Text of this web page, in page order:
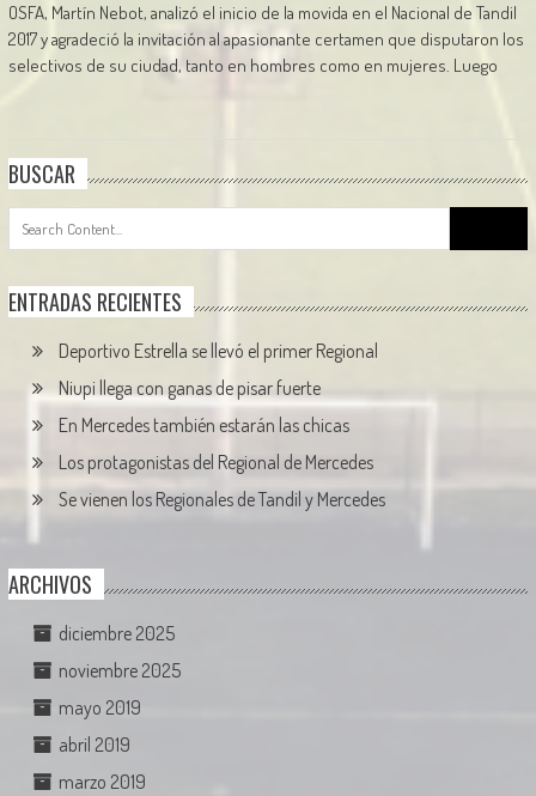
OSFA, Martín Nebot, analizó el inicio de la movida en el Nacional de Tandil
2017 y agradeció la invitación al apasionante certamen que disputaron los
selectivos de su ciudad, tanto en hombres como en mujeres. Luego
BUSCAR
for:
ENTRADAS RECIENTES
Deportivo Estrella se llevó el primer Regional
Niupi llega con ganas de pisar fuerte
En Mercedes también estarán las chicas
Los protagonistas del Regional de Mercedes
Se vienen los Regionales de Tandil y Mercedes
ARCHIVOS
diciembre 2025
noviembre 2025
mayo 2019
abril 2019
marzo 2019